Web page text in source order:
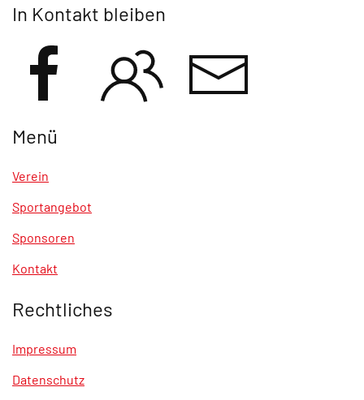
In Kontakt bleiben
Menü
Verein
Sportangebot
Sponsoren
Kontakt
Rechtliches
Impressum
Datenschutz